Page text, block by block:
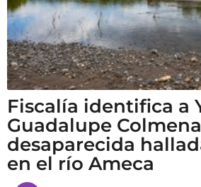
Fiscalía identifica a
Guadalupe
desaparecida
en el río Ameca